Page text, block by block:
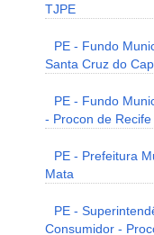
TJPE
PE - Fundo
Santa Cruz do
PE - Fundo
- Procon de Recife
PE - Prefeitura
Mata
PE -
Consumidor -